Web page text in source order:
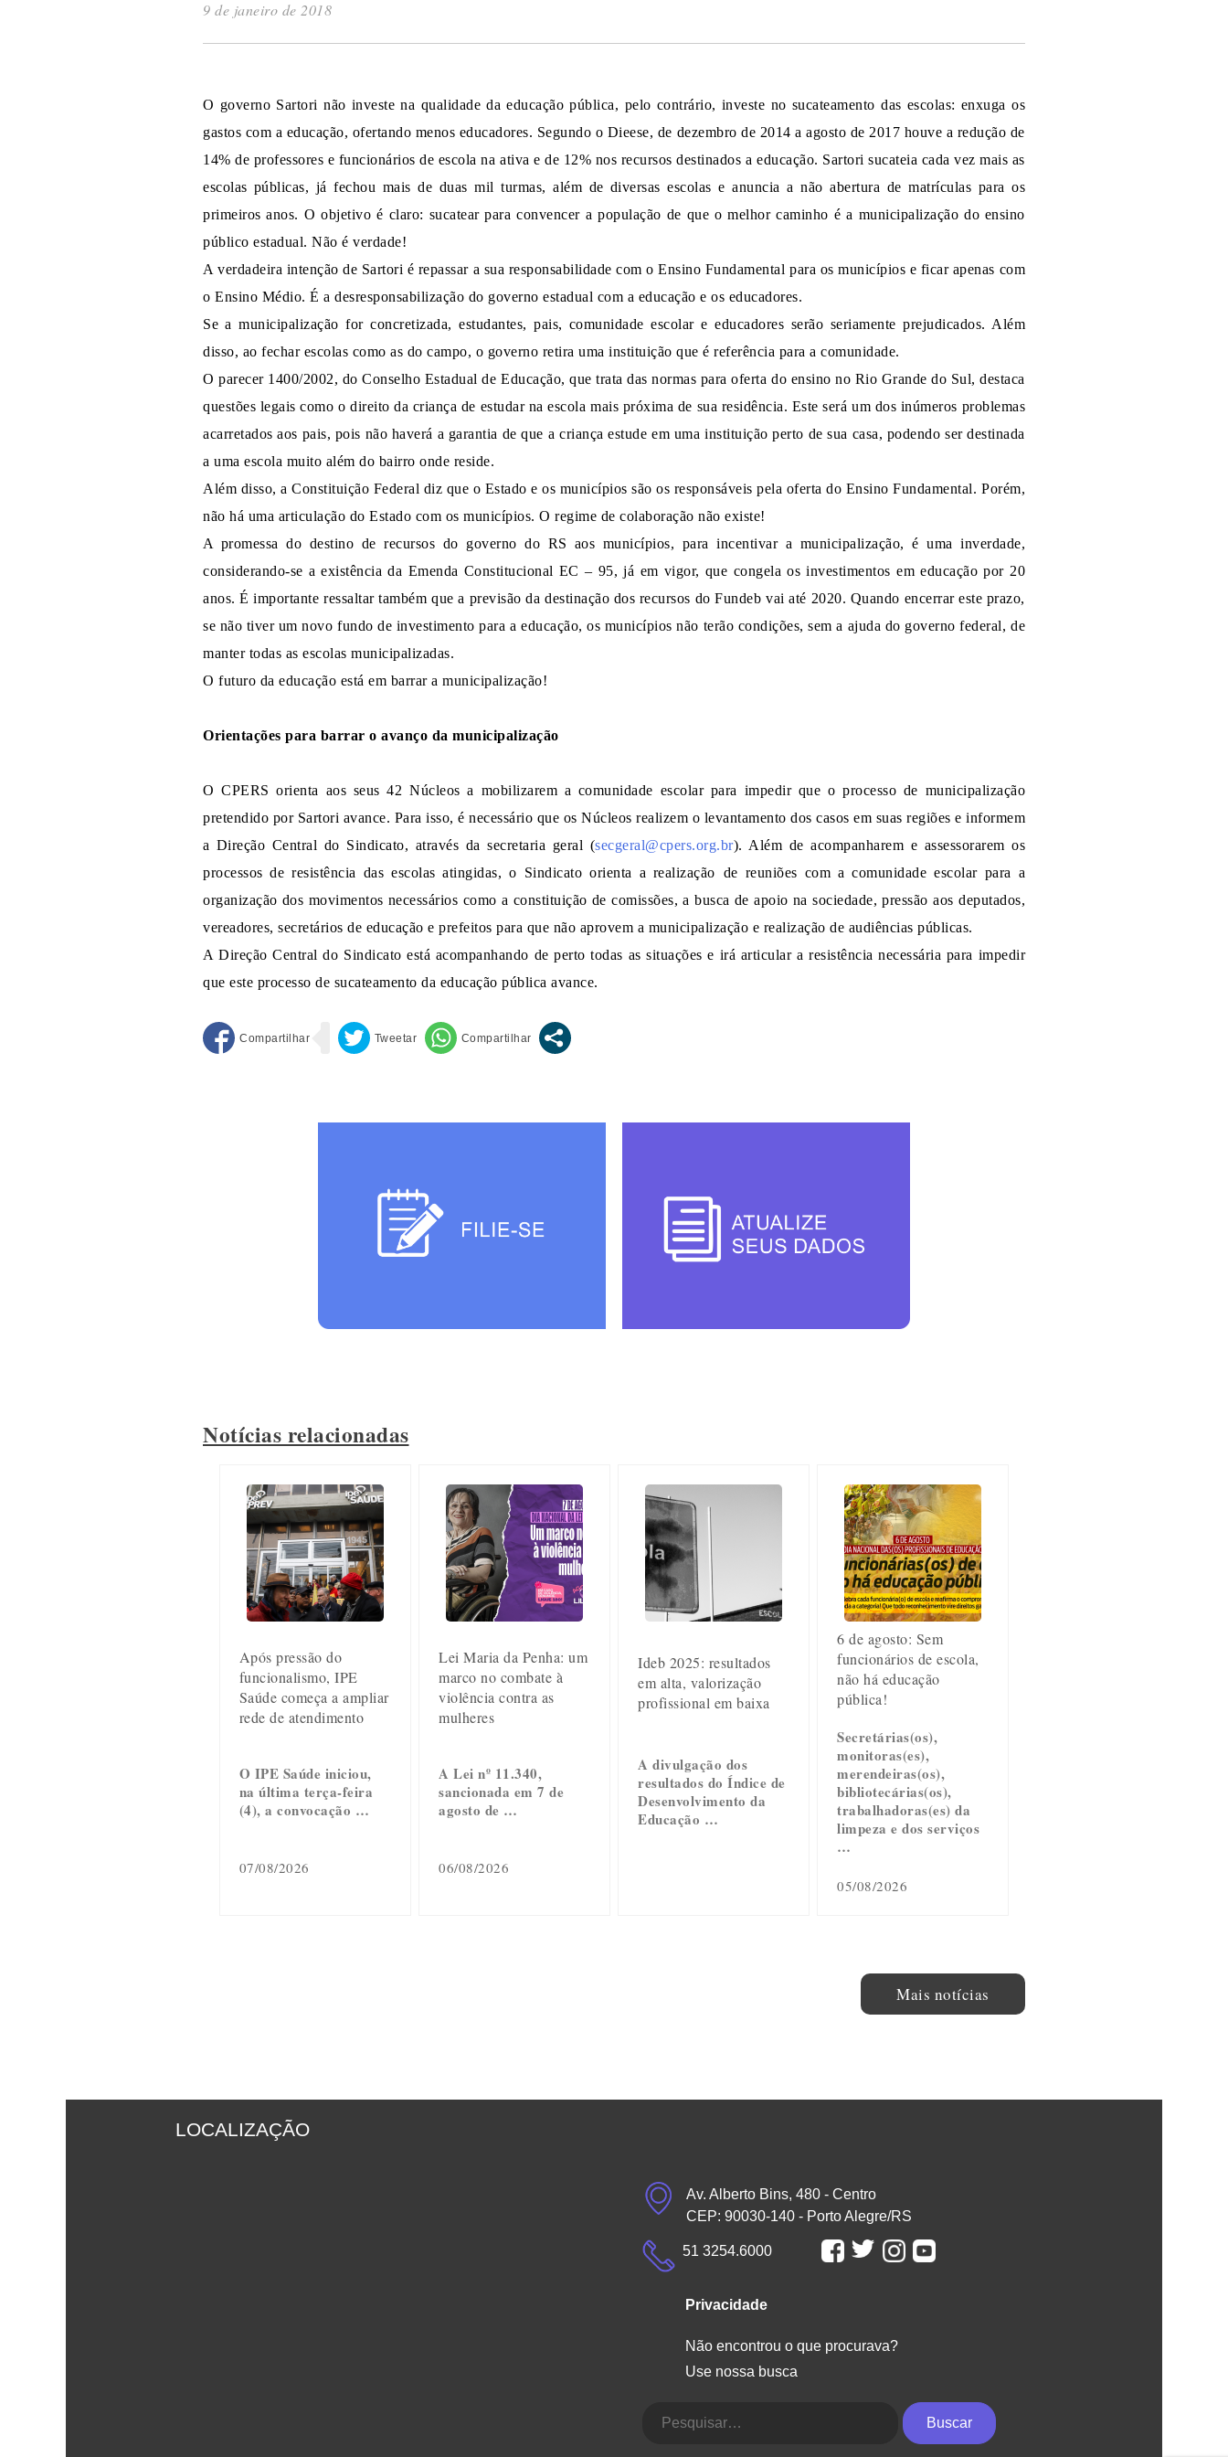
9 de janeiro de 2018
O governo Sartori não investe na qualidade da educação pública, pelo contrário, investe no sucateamento das escolas: enxuga os
gastos com a educação, ofertando menos educadores. Segundo o Dieese, de dezembro de 2014 a agosto de 2017 houve a redução de
14% de professores e funcionários de escola na ativa e de 12% nos recursos destinados a educação. Sartori sucateia cada vez mais as
escolas públicas, já fechou mais de duas mil turmas, além de diversas escolas e anuncia a não abertura de matrículas para os
primeiros anos. O objetivo é claro: sucatear para convencer a população de que o melhor caminho é a municipalização do ensino
público estadual. Não é verdade!
A verdadeira intenção de Sartori é repassar a sua responsabilidade com o Ensino Fundamental para os municípios e ficar apenas com
o Ensino Médio. É a desresponsabilização do governo estadual com a educação e os educadores.
Se a municipalização for concretizada, estudantes, pais, comunidade escolar e educadores serão seriamente prejudicados. Além
disso, ao fechar escolas como as do campo, o governo retira uma instituição que é referência para a comunidade.
O parecer 1400/2002, do Conselho Estadual de Educação, que trata das normas para oferta do ensino no Rio Grande do Sul, destaca
questões legais como o direito da criança de estudar na escola mais próxima de sua residência. Este será um dos inúmeros problemas
acarretados aos pais, pois não haverá a garantia de que a criança estude em uma instituição perto de sua casa, podendo ser destinada
a uma escola muito além do bairro onde reside.
Além disso, a Constituição Federal diz que o Estado e os municípios são os responsáveis pela oferta do Ensino Fundamental. Porém,
não há uma articulação do Estado com os municípios. O regime de colaboração não existe!
A promessa do destino de recursos do governo do RS aos municípios, para incentivar a municipalização, é uma inverdade,
considerando-se a existência da Emenda Constitucional EC – 95, já em vigor, que congela os investimentos em educação por 20
anos. É importante ressaltar também que a previsão da destinação dos recursos do Fundeb vai até 2020. Quando encerrar este prazo,
se não tiver um novo fundo de investimento para a educação, os municípios não terão condições, sem a ajuda do governo federal, de
manter todas as escolas municipalizadas.
O futuro da educação está em barrar a municipalização!
Orientações para barrar o avanço da municipalização
O CPERS orienta aos seus42Núcleos a mobilizarem a comunidade escolar para impedir que o processo de municipalização
pretendido por Sartori avance. Para isso, é necessário que os Núcleos realizem o levantamento dos casos em suas regiões e informem
a Direção Central do Sindicato, através da secretaria geral (secgeral@cpers.org.br). Além de acompanharem e assessorarem os
processos de resistência das escolas atingidas,o Sindicato orienta a realização de reuniões com a comunidade escolar para a
organização dos movimentos necessários como a constituição de comissões, a busca de apoio na sociedade, pressão aos deputados,
vereadores, secretários de educação e prefeitos para que não aprovem a municipalização e realização de audiências públicas.
A Direção Central do Sindicato está acompanhando de perto todas as situações e irá articular a resistência necessária para impedir
que este processo de sucateamento da educação pública avance.
Notícias relacionadas
Após pressão do
funcionalismo, IPE
Saúde começa a ampliar
rede de atendimento
O IPE Saúde iniciou,
na última terça-feira
(4), a convocação …
07/08/2026
Lei Maria da Penha: um
marco no combate à
violência contra as
mulheres
A Lei nº 11.340,
sancionada em 7 de
agosto de …
06/08/2026
Ideb 2025: resultados
em alta, valorização
profissional em baixa
A divulgação dos
resultados do Índice de
Desenvolvimento da
Educação …
6 de agosto: Sem
funcionários de escola,
não há educação
pública!
Secretárias(os),
monitoras(es),
merendeiras(os),
bibliotecárias(os),
trabalhadoras(es) da
limpeza e dos serviços
…
05/08/2026
Mais notícias
LOCALIZAÇÃO
Av. Alberto Bins, 480 - Centro
CEP: 90030-140 - Porto Alegre/RS
51 3254.6000
Privacidade
Não encontrou o que procurava?
Use nossa busca
Buscar